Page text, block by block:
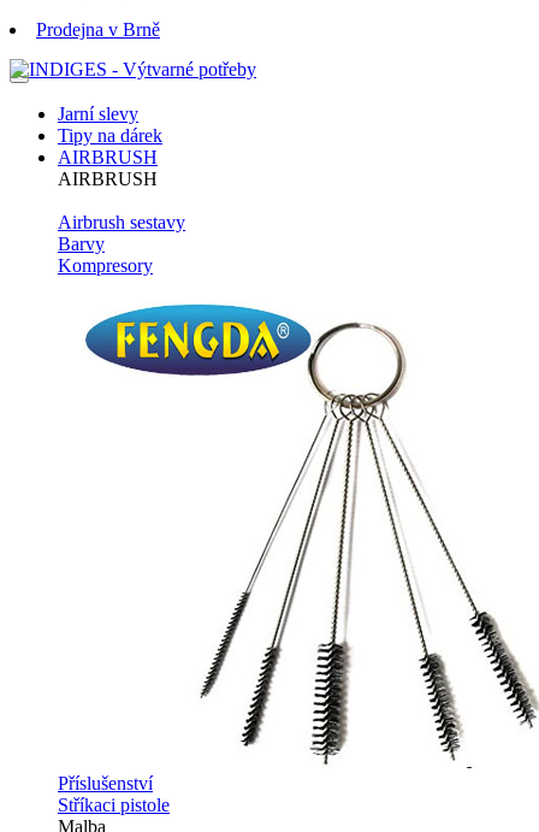
Prodejna v Brně
Jarní slevy
Tipy na dárek
AIRBRUSH
AIRBRUSH
Airbrush sestavy
Barvy
Kompresory
Příslušenství
Stříkaci pistole
Malba